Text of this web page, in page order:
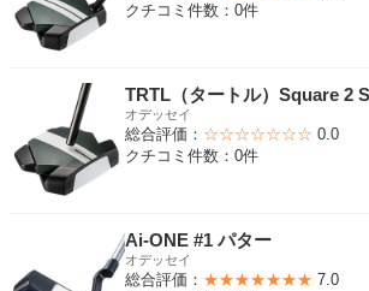
クチコミ件数：0件
TRTL（タートル）Square 2
オデッセイ
総合評価： ☆☆☆☆☆☆☆ 0.0
クチコミ件数：0件
Ai-ONE #1 パター
オデッセイ
総合評価： ★★★★★★★ 7.0